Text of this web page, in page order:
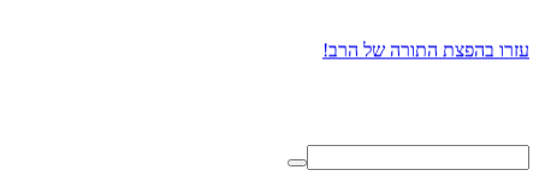
עזרו בהפצת התורה של הרב!